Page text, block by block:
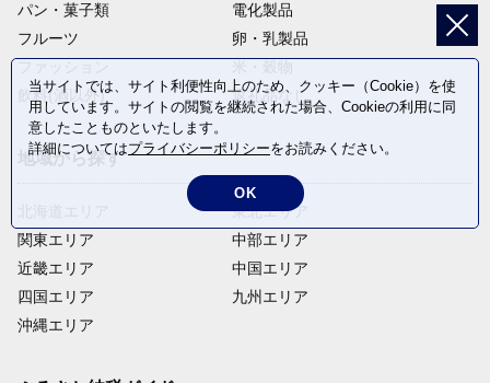
パン・菓子類
電化製品
フルーツ
卵・乳製品
飲料(酒以外)
返礼品なし
地域から探す
関東エリア
近畿エリア
四国エリア
沖縄エリア
東北エリア
中部エリア
中国エリア
九州エリア
当サイトでは、サイト利便性向上のため、クッキー（Cookie）を使
用しています。サイトの閲覧を継続された場合、Cookieの利用に同
意したことものといたします。
詳細についてはプライバシーポリシーをお読みください。
OK